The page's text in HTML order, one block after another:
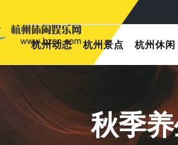
杭州动态 杭州景点 杭州休闲
秋季